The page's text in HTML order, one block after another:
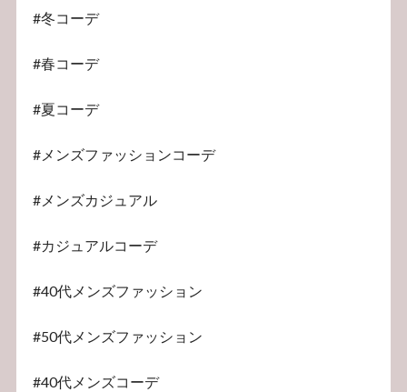
#冬コーデ
#春コーデ
#夏コーデ
#メンズファッションコーデ
#メンズカジュアル
#カジュアルコーデ
#40代メンズファッション
#50代メンズファッション
#40代メンズコーデ